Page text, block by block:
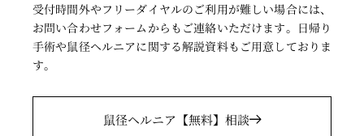
受付時間外やフリーダイヤルのご利用が難しい場合には、
お問い合わせフォームからもご連絡いただけます。日帰り
手術や鼠径ヘルニアに関する解説資料もご用意しておりま
す。
鼠径ヘルニア 【無料】相談